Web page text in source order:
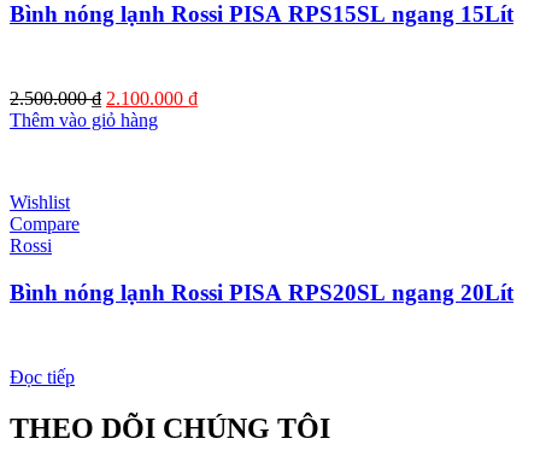
Bình nóng lạnh Rossi PISA RPS15SL ngang 15Lít
2.500.000₫ Giá
gốc
2.100.000 ₫Giá
Thêm vào giỏ hàng
Wishlist
Compare
Rossi
Bình nóng lạnh Rossi PISA RPS20SL ngang 20Lít
Đọc tiếp
THEO DÕI CHÚNG TÔI